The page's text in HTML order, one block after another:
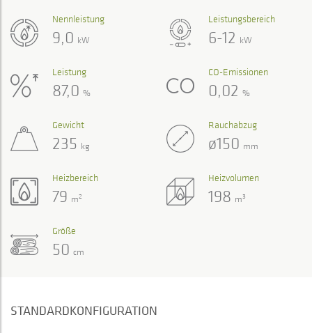
Leistungsbereich
6-12 kW
Nennleistung
9,0 kW
Leistung
87,0 %
CO-Emissionen
0,02 %
Heizvolumen
198 m3
Heizbereich
79 m2
Gewicht
235 kg
Rauchabzug
ø150 mm
Größe
50 cm
STANDARDKONFIGURATION